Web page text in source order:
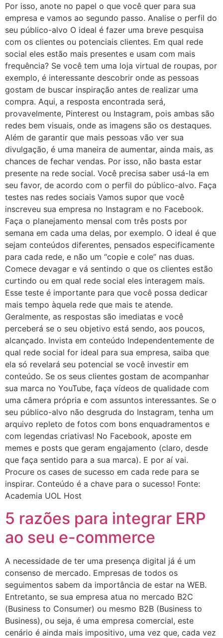
Por isso, anote no papel o que você quer para sua
empresa e vamos ao segundo passo. Analise o perfil do
seu público-alvo O ideal é fazer uma breve pesquisa
com os clientes ou potenciais clientes. Em qual rede
social eles estão mais presentes e usam com mais
frequência? Se você tem uma loja virtual de roupas, por
exemplo, é interessante descobrir onde as pessoas
gostam de buscar inspiração antes de realizar uma
compra. Aqui, a resposta encontrada será,
provavelmente, Pinterest ou Instagram, pois ambas são
redes bem visuais, onde as imagens são os destaques.
Além de garantir que mais pessoas vão ver sua
divulgação, é uma maneira de aumentar, ainda mais, as
chances de fechar vendas. Por isso, não basta estar
presente na rede social. Você precisa saber usá-la em
seu favor, de acordo com o perfil do público-alvo. Faça
testes nas redes sociais Vamos supor que você
inscreveu sua empresa no Instagram e no Facebook.
Faça o planejamento mensal com três posts por
semana em cada uma delas, por exemplo. O ideal é que
sejam conteúdos diferentes, pensados especificamente
para cada rede, e não um “copie e cole” nas duas.
Comece devagar e vá sentindo o que os clientes estão
curtindo ou em qual rede social eles interagem mais.
Esse teste é importante para que você possa dedicar
mais tempo àquela rede que mais te atende.
Geralmente, as respostas são imediatas e você
perceberá se o seu objetivo está sendo, aos poucos,
alcançado. Invista em conteúdo Independentemente de
qual rede social for ideal para sua empresa, saiba que
ela só revelará seu potencial se você investir em
conteúdo. Se os seus clientes gostam de acompanhar
sua marca no YouTube, faça vídeos de qualidade com
uma câmera própria e com assuntos interessantes. Se o
seu público-alvo não desgruda do Instagram, tenha um
arquivo repleto de fotos com bons enquadramentos e
com legendas criativas! No Facebook, aposte em
memes e posts que geram engajamento (claro, desde
que faça sentido para a sua marca). E por aí vai.
Procure os cases de sucesso em cada rede para se
inspirar. Conteúdo é a chave para o sucesso! Fonte:
Academia UOL Host
5 razões para integrar ERP
ao seu e-commerce
A necessidade de ter uma presença digital já é um
consenso de mercado. Empresas de todos os
seguimentos sabem da importância de estar na WEB.
Entretanto, se sua empresa atua no mercado B2C
(Business to Consumer) ou mesmo B2B (Business to
Business), ou seja, é uma empresa comercial, este
cenário é ainda mais impositivo, uma vez que, cada vez